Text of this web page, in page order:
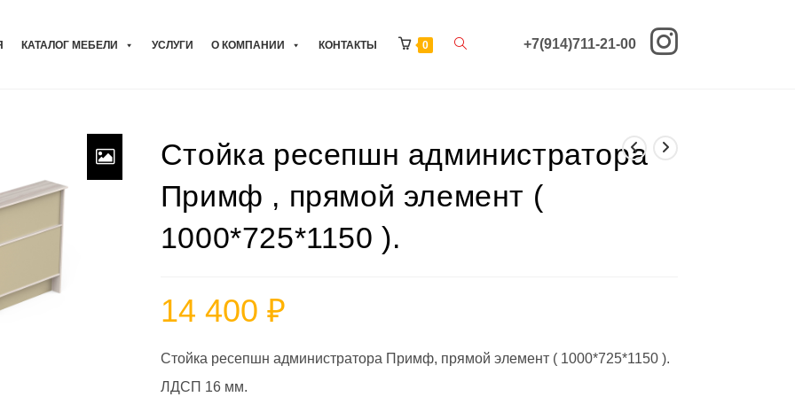
+7(914)711-21-00
КАТАЛОГ МЕБЕЛИ УСЛУГИ О КОМПАНИИ КОНТАКТЫ 0 Переключить
веб-
Стойка ресепшн администратора
Примф , прямой элемент (
1000*725*1150 ).
14 400 ₽
Стойка ресепшн администратора Примф, прямой элемент ( 1000*725*1150 ).
ЛДСП 16 мм.